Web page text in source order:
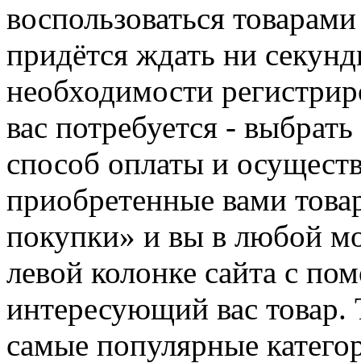
воспользоваться
придётся ждать ни
необходимости
вас потребуется -
способ оплаты и
приобретенные вами
покупки» и вы в любой
левой колонке сайта с
интересующий вас
самые популярные